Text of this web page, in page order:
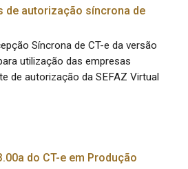
de autorização síncrona de
Síncrona de CT-e da versão
utilização das empresas
de autorização da SEFAZ Virtual
do CT-e em Produção